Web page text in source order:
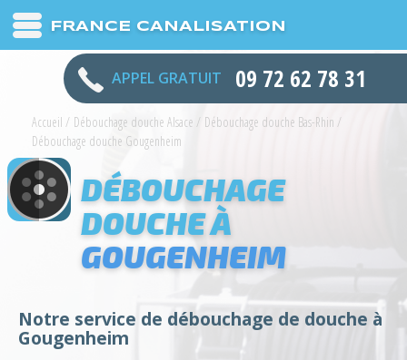
FRANCE CANALISATION
APPEL GRATUIT 09 72 62 78 31
Accueil / Débouchage douche Alsace / Débouchage douche Bas-Rhin /
Débouchage douche Gougenheim
DÉBOUCHAGE
DOUCHE À
GOUGENHEIM
Notre service de débouchage de douche à
Gougenheim